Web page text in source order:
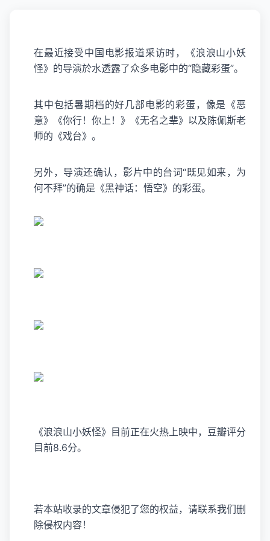
在最近接受中国电影报道采访时，《浪浪山小妖
怪》的导演於水透露了众多电影中的“隐藏彩蛋”。
其中包括暑期档的好几部电影的彩蛋，像是《恶
意》《你行！你上！》《无名之辈》以及陈佩斯老
师的《戏台》。
另外，导演还确认，影片中的台词“既见如来，为
何不拜”的确是《黑神话：悟空》的彩蛋。
《浪浪山小妖怪》目前正在火热上映中，豆瓣评分
目前8.6分。
若本站收录的文章侵犯了您的权益，请联系我们删
除侵权内容！